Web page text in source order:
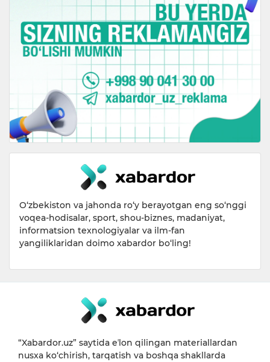
O‘zbekiston va jahonda ro‘y berayotgan eng so‘nggi
voqea-hodisalar, sport, shou-biznes, madaniyat,
informatsion texnologiyalar va ilm-fan
yangiliklaridan doimo xabardor bo‘ling!
“Xabardor.uz” saytida eʼlon qilingan materiallardan
nusxa ko‘chirish, tarqatish va boshqa shakllarda